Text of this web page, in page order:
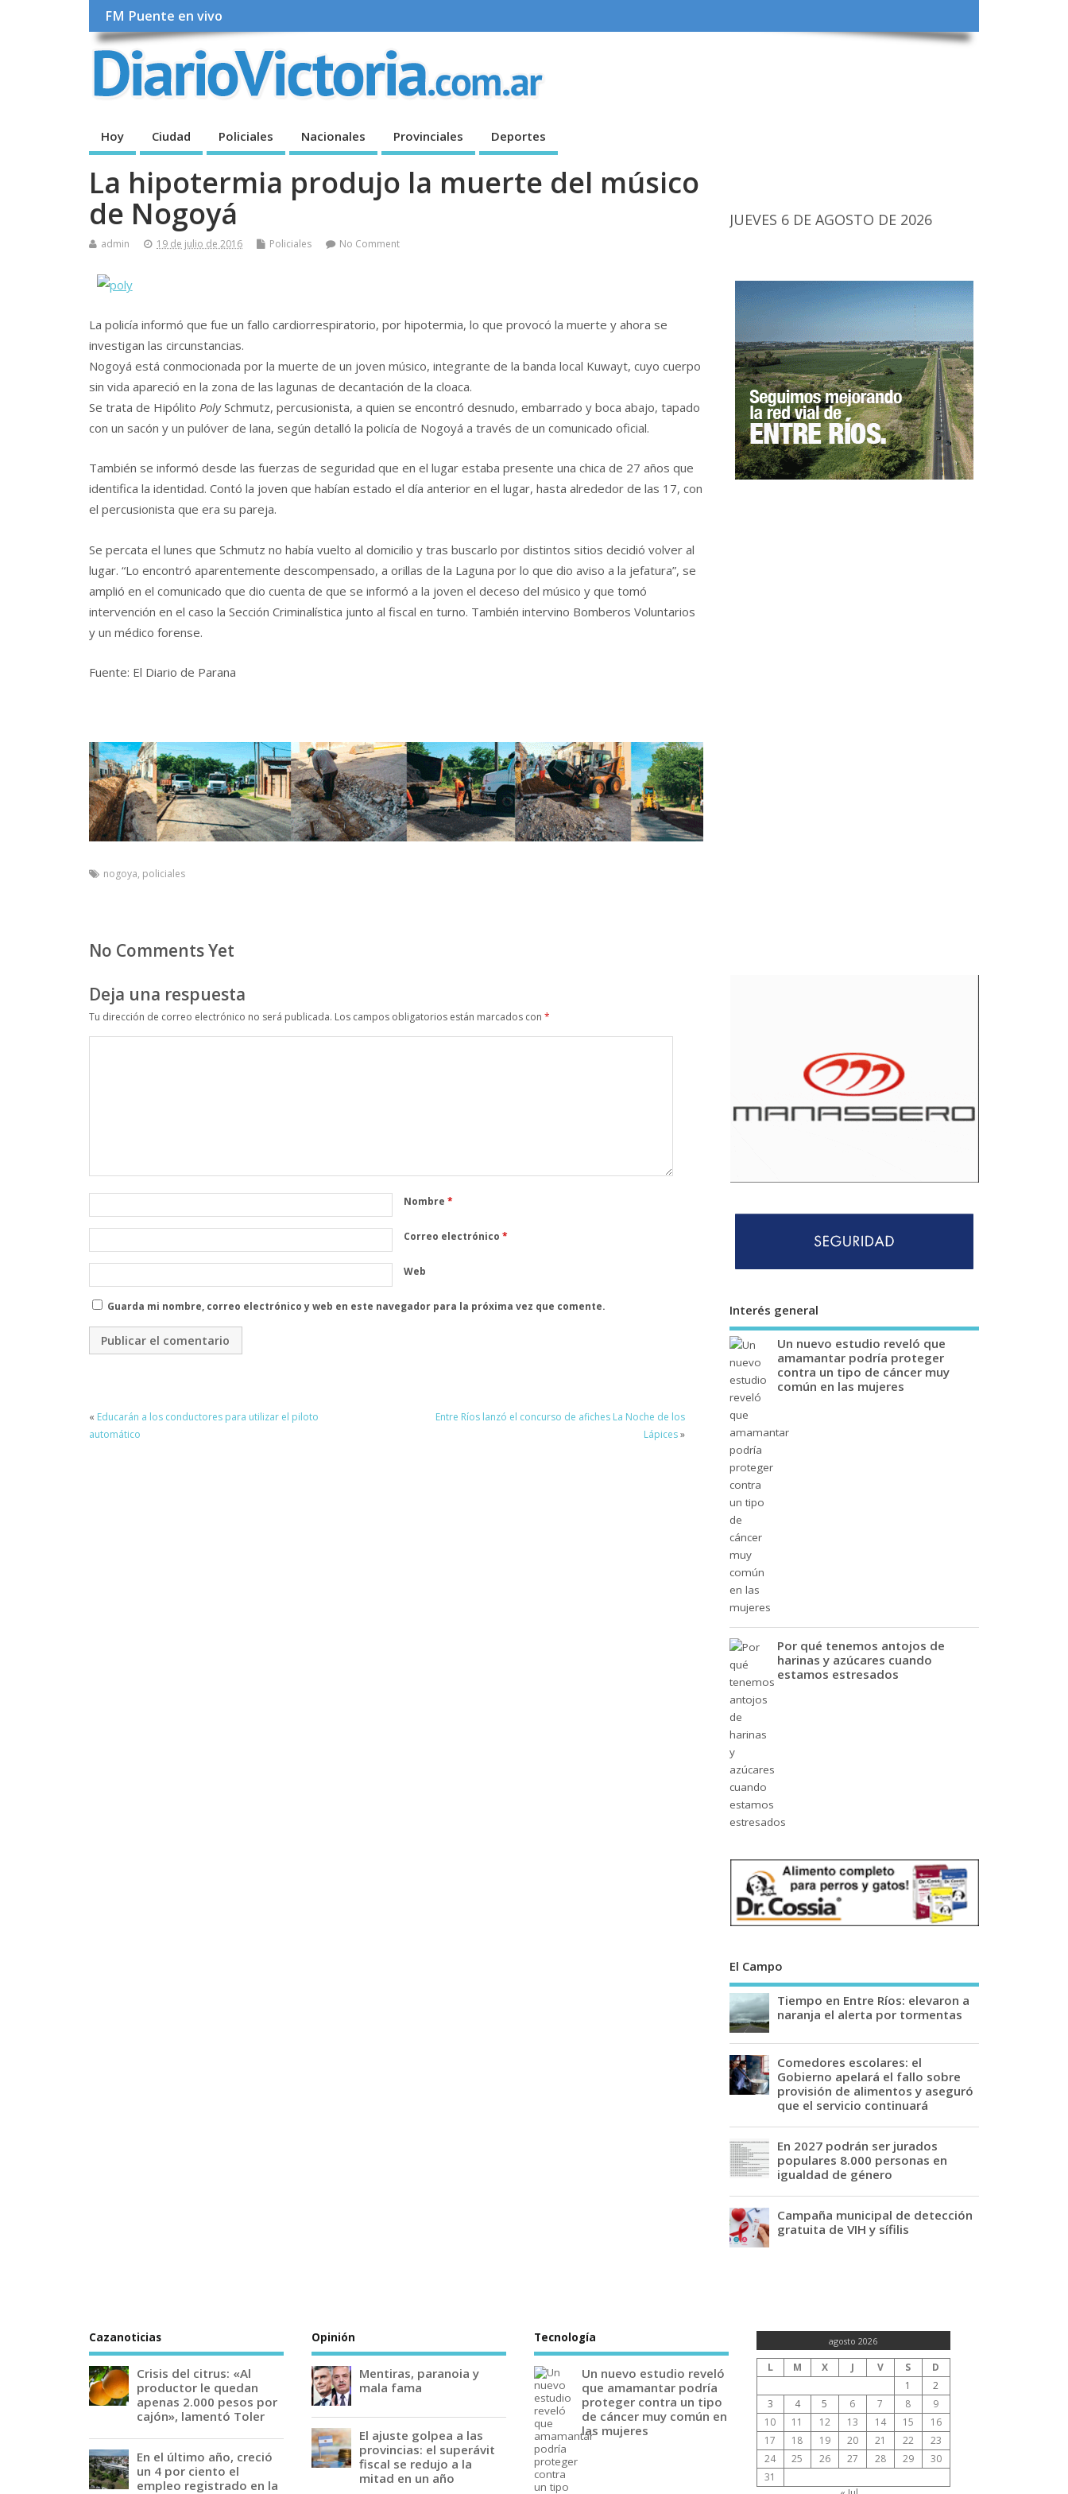
FM Puente en vivo
Hoy Ciudad Policiales Nacionales Provinciales Deportes
La hipotermia produjo la muerte del músico
de Nogoyá
admin 19 de julio de 2016 Policiales No Comment
La policía informó que fue un fallo cardiorrespiratorio, por hipotermia, lo que provocó la muerte y ahora se
investigan las circunstancias.
Nogoyá está conmocionada por la muerte de un joven músico, integrante de la banda local Kuwayt, cuyo cuerpo
sin vida apareció en la zona de las lagunas de decantación de la cloaca.
Se trata de Hipólito PolySchmutz, percusionista, a quien se encontró desnudo, embarrado y boca abajo, tapado
con un sacón y un pulóver de lana, según detalló la policía de Nogoyá a través de un comunicado oficial.
También se informó desde las fuerzas de seguridad que en el lugar estaba presente una chica de 27 años que
identifica la identidad. Contó la joven que habían estado el día anterior en el lugar, hasta alrededor de las 17, con
el percusionista que era su pareja.
Se percata el lunes que Schmutz no había vuelto al domicilio y tras buscarlo por distintos sitios decidió volver al
lugar. “Lo encontró aparentemente descompensado, a orillas de la Laguna por lo que dio aviso a la jefatura”, se
amplió en el comunicado que dio cuenta de que se informó a la joven el deceso del músico y que tomó
intervención en el caso la Sección Criminalística junto al fiscal en turno. También intervino Bomberos Voluntarios
y un médico forense.
Fuente: El Diario de Parana
nogoya, policiales
No Comments Yet
Deja una respuesta
Tu dirección de correo electrónico no será publicada. Los campos obligatorios están marcados con *
Nombre *
Correo electrónico *
Web
Guarda mi nombre, correo electrónico y web en este navegador para la próxima vez que comente.
« Educarán a los conductores para utilizar el piloto
automático
Entre Ríos lanzó el concurso de afiches La Noche de los
Lápices»
JUEVES 6 DE AGOSTO DE 2026
Interés general
Un nuevo estudio reveló que
amamantar podría proteger
contra un tipo de cáncer muy
común en las mujeres
Por qué tenemos antojos de
harinas y azúcares cuando
estamos estresados
El Campo
Tiempo en Entre Ríos: elevaron a
naranja el alerta por tormentas
Comedores escolares: el
Gobierno apelará el fallo sobre
provisión de alimentos y aseguró
que el servicio continuará
En 2027 podrán ser jurados
populares 8.000 personas en
igualdad de género
Campaña municipal de detección
gratuita de VIH y sífilis
Cazanoticias
Crisis del citrus: «Al
productor le quedan
apenas 2.000 pesos por
cajón», lamentó Toler
En el último año, creció
un 4 por ciento el
empleo registrado en la
Opinión
Mentiras, paranoia y
mala fama
El ajuste golpea a las
provincias: el superávit
fiscal se redujo a la
mitad en un año
Tecnología
Un nuevo estudio reveló
que amamantar podría
proteger contra un tipo
de cáncer muy común en
las mujeres
agosto 2026
L M X J V S
D
1
2
3
4 5 6 7 8
9
10
11 12 13 14 15
16
17
18 19 20 21 22
23
24
25 26 27 28 29
30
31